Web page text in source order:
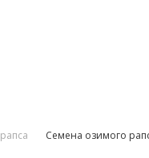
Семена озимого